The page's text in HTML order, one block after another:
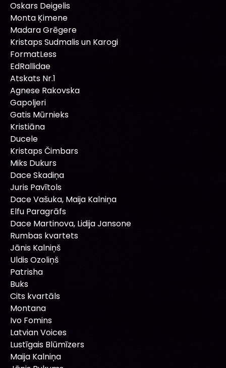
Oskars Deigelis
Monta Ķimene
Madara Grēgere
Kristaps Sudmalis un Karogi
FormatLess
EdRallidae
Atskats Nr.1
Agnese Rakovska
Gapoljeri
Gatis Mūrnieks
Kristiāna
Ducele
Kristaps Čimbars
Miks Dukurs
Dace Skadiņa
Juris Pavītols
Dace Vašuka, Maija Kalniņa
Elfu Paragrāfs
Dace Martinova, Lidija Jansone
Rumbas kvartets
Jānis Kalniņš
Uldis Ozoliņš
Patrisha
Buks
Cits kvartāls
Montana
Ivo Fomins
Latvian Voices
Lustīgais Blūmīzers
Maija Kalniņa